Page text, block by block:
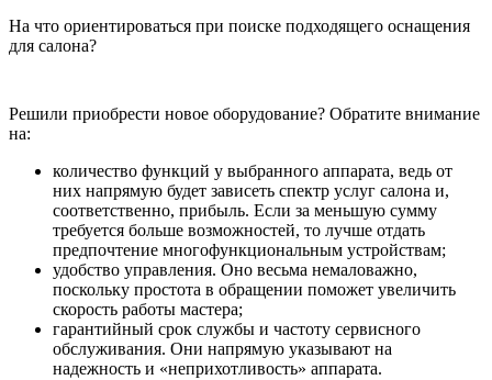
На что ориентироваться при поиске подходящего оснащения
для салона?
Решили приобрести новое оборудование? Обратите внимание
на:
количество функций у выбранного аппарата, ведь от
них напрямую будет зависеть спектр услуг салона и,
соответственно, прибыль. Если за меньшую сумму
требуется больше возможностей, то лучше отдать
предпочтение многофункциональным устройствам;
удобство управления. Оно весьма немаловажно,
поскольку простота в обращении поможет увеличить
скорость работы мастера;
гарантийный срок службы и частоту сервисного
обслуживания. Они напрямую указывают на
надежность и «неприхотливость» аппарата.